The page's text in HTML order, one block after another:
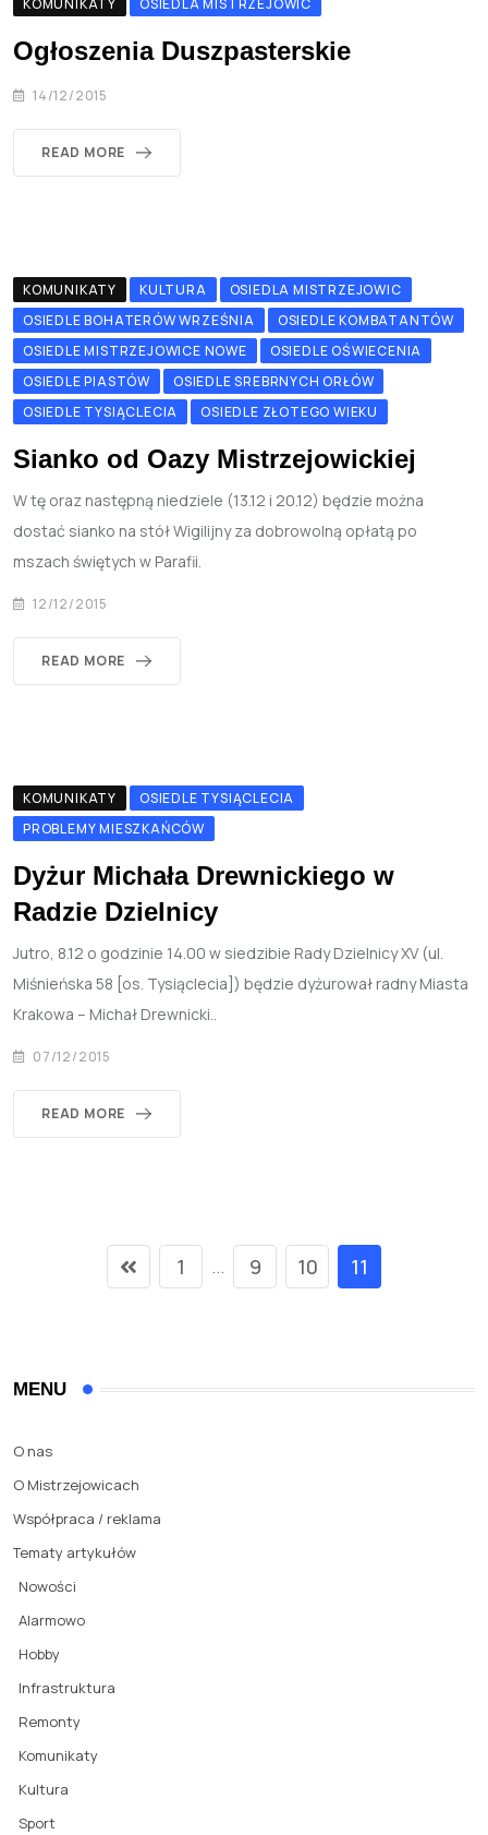
KOMUNIKATY OSIEDLA MISTRZEJOWIC
Ogłoszenia Duszpasterskie
14/12/2015
READ MORE
KOMUNIKATY KULTURA
OSIEDLA MISTRZEJOWIC
OSIEDLE BOHATERÓW WRZEŚNIA
OSIEDLE KOMBATANTÓW
OSIEDLE MISTRZEJOWICE NOWE
OSIEDLE OŚWIECENIA
OSIEDLE PIASTÓW
OSIEDLE SREBRNYCH ORŁÓW
OSIEDLE TYSIĄCLECIA
OSIEDLE ZŁOTEGO WIEKU
Sianko od Oazy Mistrzejowickiej
W tę oraz następną niedziele (13.12 i 20.12) będzie można
dostać sianko na stół Wigilijny za dobrowolną opłatą po
mszach świętych w Parafii.
12/12/2015
READ MORE
KOMUNIKATY
OSIEDLE TYSIĄCLECIA
PROBLEMY MIESZKAŃCÓW
Dyżur Michała Drewnickiego w
Radzie Dzielnicy
Jutro, 8.12 o godzinie 14.00 w siedzibie Rady Dzielnicy XV (ul.
Miśnieńska 58 [os. Tysiąclecia]) będzie dyżurował radny Miasta
Krakowa – Michał Drewnicki..
07/12/2015
READ MORE
1 ... 9 10 11
MENU
O nas
O Mistrzejowicach
Współpraca / reklama
Tematy artykułów
Nowości
Alarmowo
Hobby
Infrastruktura
Remonty
Komunikaty
Kultura
Sport